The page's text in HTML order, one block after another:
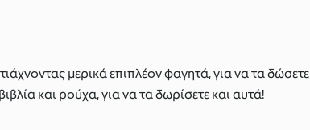
μερικά επιπλέον φαγητά, για να τα
και ρούχα, για να τα δωρίσετε και αυτά!